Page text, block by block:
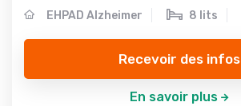
EHPAD Alzheimer 8 lits
Recevoir des infos
En savoir plus